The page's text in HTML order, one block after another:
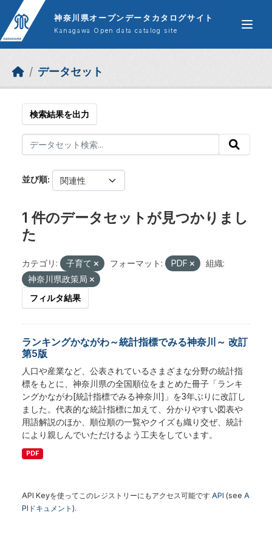
Skip to main content
神奈川県オープンデータカタログサイト
Kanagawa Open data catalog site
データセット
検索結果を出力
並び順
1 件のデータセットが見つかりまし
た
カテゴリ: 子育て フォーマット: PDF
組織:
神奈川県政策局
フィルタ結果
ランキングかながわ～統計指標でみる神奈川～ 改訂
第5版
人口や産業など、公表されているさまざまな分野の統計指
標をもとに、神奈川県の全国順位をまとめた冊子「ランキ
ングかながわ[統計指標でみる神奈川]」を3年ぶりに改訂し
ました。代表的な統計指標に加えて、分かりやすい図表や
用語解説のほか、順位順の一覧やクイズも織り交ぜ、統計
により親しんでいただけるよう工夫をしています。
PDF
API Keyを使ってこのレジストリーにもアクセス可能です API (see A
PIドキュメント ).